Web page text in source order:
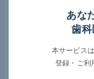
その他＞プライマリケア
あな
歯科
本サービス
登録・ご利